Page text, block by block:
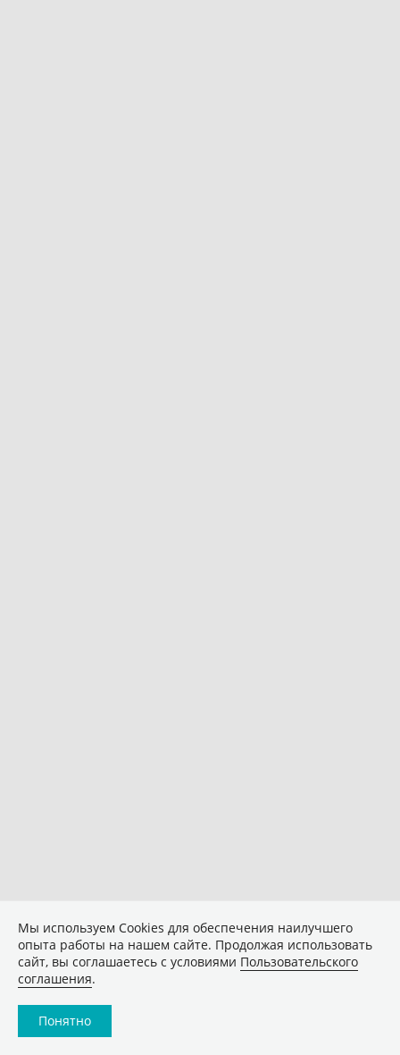
Мы используем Сookies для обеспечения наилучшего
опыта работы на нашем сайте. Продолжая использовать
сайт, вы соглашаетесь с условиями Пользовательского
соглашения.
Понятно